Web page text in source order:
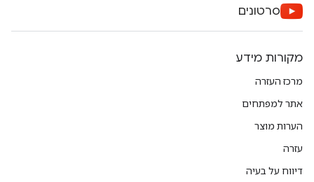
סרטונים
מקורות מידע
מרכז העזרה
אתר למפתחים
הערות מוצר
עזרה
דיווח על בעיה